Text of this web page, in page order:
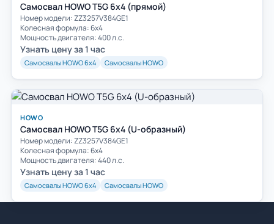
Самосвал HOWO T5G 6x4 (прямой)
Номер модели: ZZ3257V384GE1
Колесная формула: 6х4
Мощность двигателя: 400 л.с.
Узнать цену за 1 час
Самосвалы HOWO 6х4 Самосвалы HOWO
HOWO
Самосвал HOWO T5G 6x4 (U-образный)
Номер модели: ZZ3257V384GE1
Колесная формула: 6х4
Мощность двигателя: 440 л.с.
Узнать цену за 1 час
Самосвалы HOWO 6х4 Самосвалы HOWO